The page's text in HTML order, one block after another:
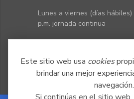
Este sitio web usa cookies
brindar una mejor
navegación.
Lunes a viernes (días
p.m. jornada continua